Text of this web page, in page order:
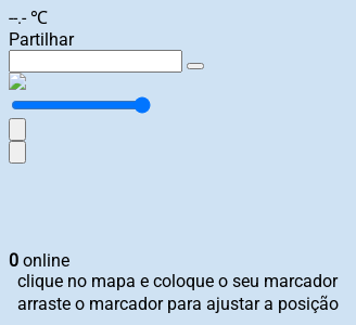
--.- ℃
Partilhar
0 online
clique no mapa e coloque o seu marcador
arraste o marcador para ajustar a posição